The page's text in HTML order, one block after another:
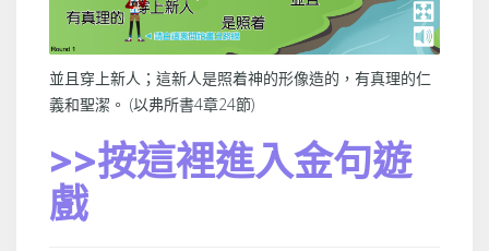
並且穿上新人；這新人是照着神的形像造的，有真理的仁
義和聖潔。 (以弗所書4章24節)
>>按這裡進入金句遊
戲